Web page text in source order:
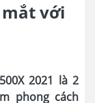
với
2021 là 2
phong cách